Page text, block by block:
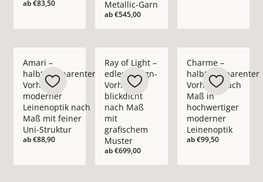
ab€83,50
Metallic-Garn
ab€545,00
Amari –
halbtransparenter
Vorhang in
moderner
Leinenoptik nach
Maß mit feiner
Uni-Struktur
ab€88,90
Ray of Light –
edler Design-
Vorhang
blickdicht
nach Maß
mit
grafischem
Muster
ab€699,00
Charme –
halbtransparenter
Vorhang nach
Maß in
hochwertiger
moderner
Leinenoptik
ab€99,50